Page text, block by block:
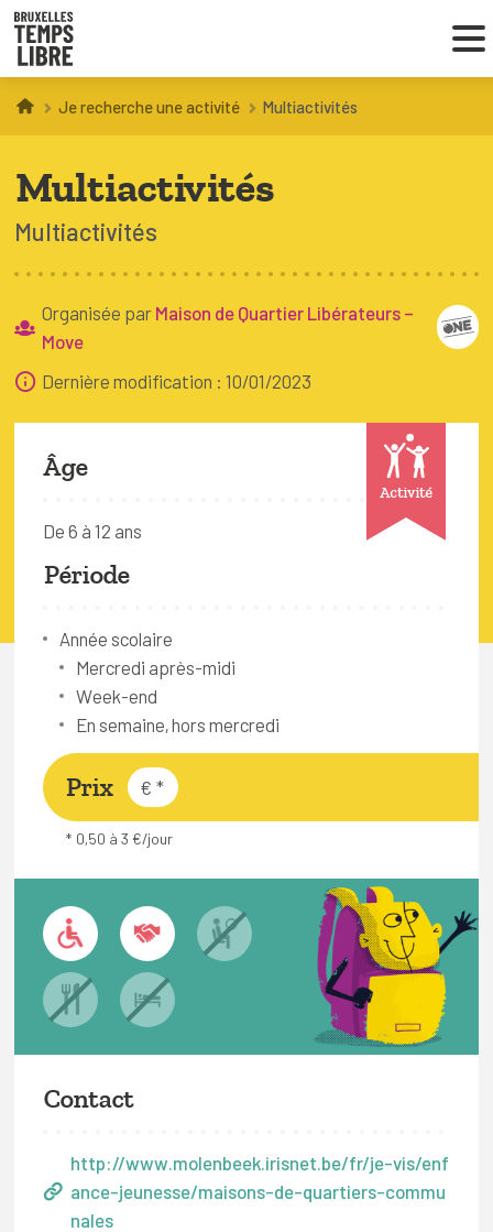
Infos parents
Droit au loisir
Coordinations ATL
VOUS CHERCHEZ DES ACTIVITÉS
À BRUXELLES
Bruxelles Temps Libre
Je recherche une activité Multiactivités
Multiactivités
Multiactivités
Organisée par Maison de Quartier Libérateurs –
Move
Dernière modification : 10/01/2023
Activité
Âge
De 6 à 12 ans
Période
Année scolaire
Mercredi après-midi
Week-end
En semaine, hors mercredi
Prix € *
* 0,50 à 3 €/jour
Contact
http://www.molenbeek.irisnet.be/fr/je-vis/enf
ance-jeunesse/maisons-de-quartiers-commu
nales